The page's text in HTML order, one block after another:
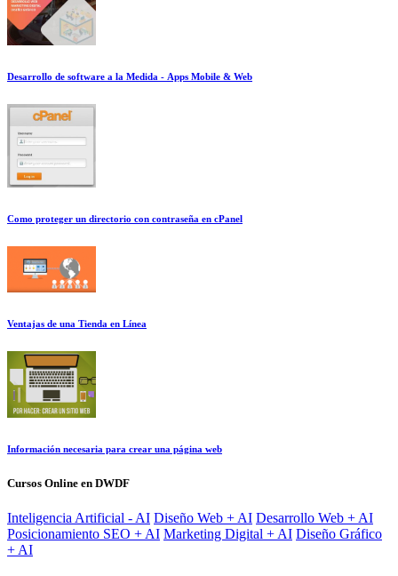
Desarrollo de software a la Medida - Apps Mobile & Web
Como proteger un directorio con contraseña en cPanel
Ventajas de una Tienda en Línea
Información necesaria para crear una página web
Cursos Online en DWDF
Inteligencia Artificial - AI Diseño Web + AI Desarrollo Web + AI
Posicionamiento SEO + AI Marketing Digital + AI Diseño Gráfico
+ AI